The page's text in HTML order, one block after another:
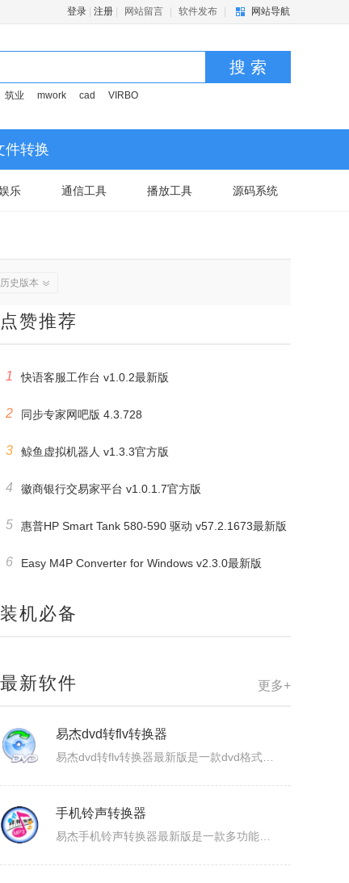
登录 注册 网站留言 软件发布 网站导航
搜 索
筑业 mwork cad VIRBO
件转换
乐 通信工具 播放工具 源码系统
历史版本
点赞推荐
1 快语客服工作台 v1.0.2最新版
2 同步专家网吧版 4.3.728
3 鲸鱼虚拟机器人 v1.3.3官方版
4 徽商银行交易家平台 v1.0.1.7官方版
5 惠普HP Smart Tank 580-590 驱动 v57.2.1673最新版
6 Easy M4P Converter for Windows v2.3.0最新版
装机必备
更多+
最新软件
ColorSPY
ColorSPY是一款专业实用的屏幕取色与色码转换工具，用于屏幕任意颜色提取、色码转换与颜色管理，支持多种常用色码格式，广泛应用于网页设计、平面绘图、编程开发等场景。取色精准快速，能轻松获取屏幕任意位置的颜色信息。ColorSPY功能1.实时屏幕取色，鼠标悬停即可获取屏幕任意位置颜色，无需复杂操作。...
易杰dvd转flv转换器
易杰dvd转flv转换器最新版是一款dvd格式转flv格式的应用工具，易杰dvd转flv转换器官方版支持高质量的把DVD光盘转换输出Flash的FLV、SWF、F4V和AVI、VCD、SVCD、WMV等视频格式，易杰dvd转flv转换器还可以把多个片段合并成一个DVD标题/音节。软件特色1、易杰dv...
手机铃声转换器
易杰手机铃声转换器最新版是一款多功能的手机铃声转换软件，易杰手机铃声转换器官方版软件具有强大的音频转换功能，同时还支持视频文件格式转换，易杰手机铃声转换器支持目前所有流行的音、视频文件格式，如：MP3/MP2/OGG/APE/WAV/WMA/等，且转换简单、快速。易杰手机铃声转换器基本简介易杰手机铃...